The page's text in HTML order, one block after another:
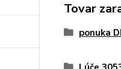
Tovar
ponuka